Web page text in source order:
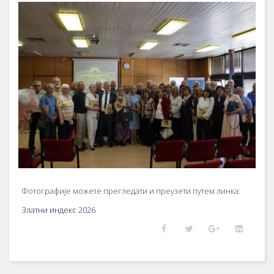
Фотографије можете прегледати и преузети путем линка:
Златни индекс 2026